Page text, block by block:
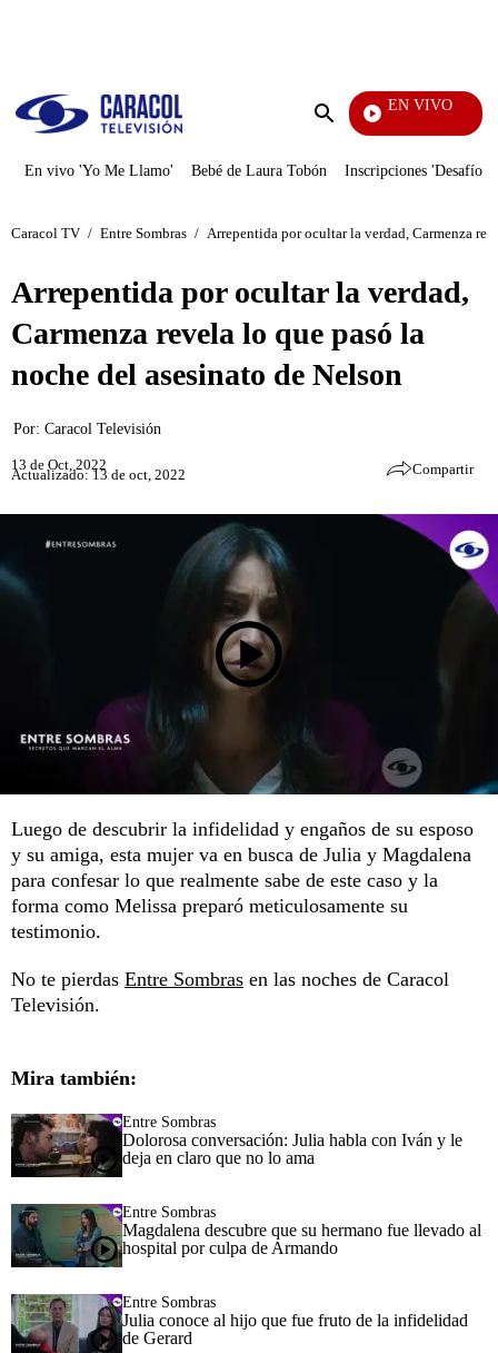
Enviar
EN VIVO
Yo Me Llamo
En vivo 'Yo Me Llamo' Bebé de Laura Tobón Inscripciones 'Desafío'
Caracol TV / Entre Sombras / Arrepentida por ocultar la verdad, Carmenza
Arrepentida por ocultar la verdad,
Carmenza revela lo que pasó la
noche del asesinato de Nelson
Por: Caracol Televisión
13 de Oct, 2022
Actualizado: 13 de oct, 2022 Compartir
Luego de descubrir la infidelidad y engaños de su esposo
y su amiga, esta mujer va en busca de Julia y Magdalena
para confesar lo que realmente sabe de este caso y la
forma como Melissa preparó meticulosamente su
testimonio.
No te pierdas Entre Sombras en las noches de Caracol
Televisión.
Mira también:
Entre Sombras
Dolorosa conversación: Julia habla con Iván y le
deja en claro que no lo ama
Entre Sombras
Magdalena descubre que su hermano fue llevado al
hospital por culpa de Armando
Entre Sombras
Julia conoce al hijo que fue fruto de la infidelidad
de Gerard